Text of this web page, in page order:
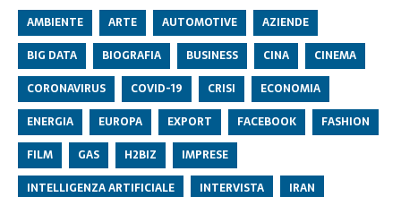
AMBIENTE ARTE AUTOMOTIVE
AZIENDE
BIG DATA
BIOGRAFIA BUSINESS CINA
CINEMA
CORONAVIRUS
COVID-19 CRISI
ECONOMIA
ENERGIA
EUROPA EXPORT FACEBOOK
FASHION
FILM
GAS H2BIZ
IMPRESE
INTELLIGENZA ARTIFICIALE
INTERVISTA IRAN